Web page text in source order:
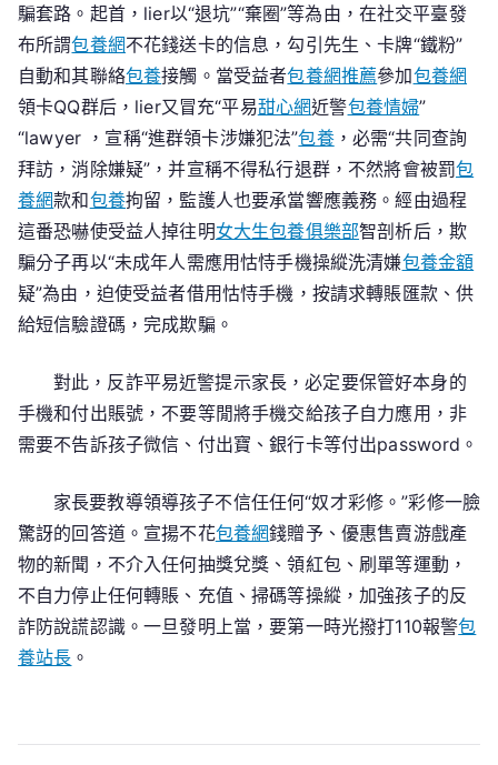
騙套路。起首，lier以“退坑”“棄圈”等為由，在社交平臺發
布所謂包養網不花錢送卡的信息，勾引先生、卡牌“鐵粉”
自動和其聯絡包養接觸。當受益者包養網推薦參加包養網
領卡QQ群后，lier又冒充“平易甜心網近警包養情婦”
“lawyer ，宣稱“進群領卡涉嫌犯法”包養，必需“共同查詢
拜訪，消除嫌疑”，并宣稱不得私行退群，不然將會被罰包
養網款和包養拘留，監護人也要承當響應義務。經由過程
這番恐嚇使受益人掉往明女大生包養俱樂部智剖析后，欺
騙分子再以“未成年人需應用怙恃手機操縱洗清嫌包養金額
疑”為由，迫使受益者借用怙恃手機，按請求轉賬匯款、供
給短信驗證碼，完成欺騙。
對此，反詐平易近警提示家長，必定要保管好本身的
手機和付出賬號，不要等閒將手機交給孩子自力應用，非
需要不告訴孩子微信、付出寶、銀行卡等付出password。
家長要教導領導孩子不信任任何“奴才彩修。”彩修一臉
驚訝的回答道。宣揚不花包養網錢贈予、優惠售賣游戲產
物的新聞，不介入任何抽獎兌獎、領紅包、刷單等運動，
不自力停止任何轉賬、充值、掃碼等操縱，加強孩子的反
詐防說謊認識。一旦發明上當，要第一時光撥打110報警包
養站長 。